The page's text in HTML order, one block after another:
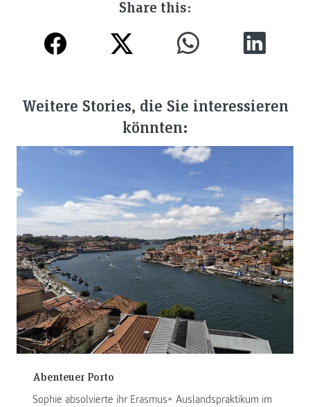
Share this:
Weitere Stories, die Sie interessieren
könnten:
Abenteuer Porto
Sophie absolvierte ihr Erasmus+ Auslandspraktikum im